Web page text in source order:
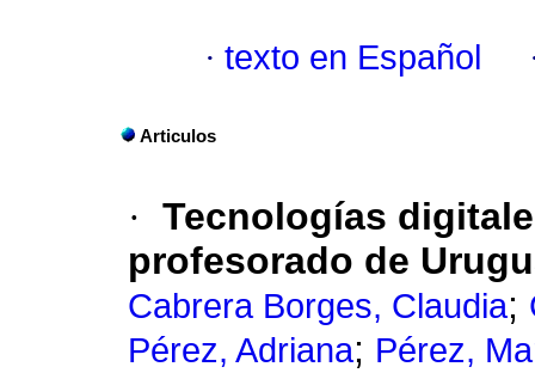
· texto en Español
Articulos
· Tecnologías
profesorado de
Cabrera Borges, Claudia;
Pérez, Adriana; Pérez,